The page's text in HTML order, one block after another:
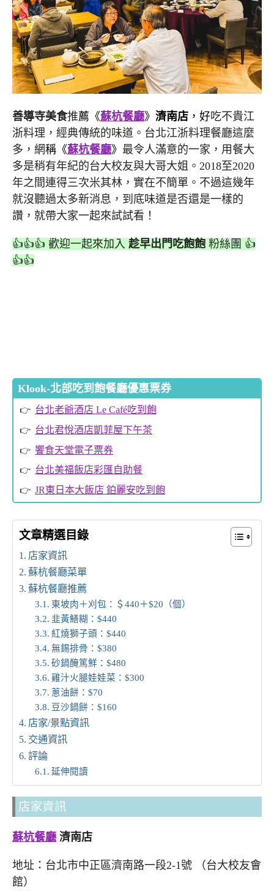
善導寺美食推薦《蘇杭餐廳》 濟南店 ，好吃不貴江
浙料理，經典傳統的味道。台北江浙料理餐廳這麼
多，網稱《蘇杭餐廳》 最令人滿意的一家，用餐大
多是稍有年紀的台大校友與大哥大姐。2018至2020
年之間連得三次米其林，實在不簡單。不過這幾年
就沒聽過太多新消息，到底味道是否還是一樣的
讚，就帶大家一起來試試看！
👍👍👍 歡迎一起來加入 趁早出門吃飽飽 粉絲團 👍
👍👍
Klook-北部吃到飽餐廳優惠票券
台北老爺酒店 Le Café吃到飽
台北君悅酒店凱菲屋下午茶
饗食天堂電子票券
台北美福飯店彩匯自助餐
JR東日本大飯店 鉑麗安吃到飽
文章精選目錄
店家資訊
蘇杭餐廳菜單
蘇杭餐廳推薦
東坡肉＋刈包：＄440＋$20（個）
韭黃鱔糊：$440
紅燒獅子頭：$440
無錫排骨：$380
砂鍋醃篤鮮：$480
雞汁火腿娃娃菜：$300
蔥油餅：$70
豆沙鍋餅：$160
店家/景點資訊
交通資訊
評論
延伸閱讀
店家資訊
蘇杭餐廳 濟南店
地址：台北市中正區濟南路一段2-1號 （台大校友會
館）